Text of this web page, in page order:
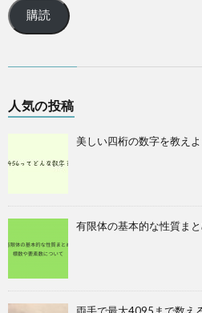
購読
人気の投稿
美しい四桁の数字を教えよ
有限体の基本的な性質ま